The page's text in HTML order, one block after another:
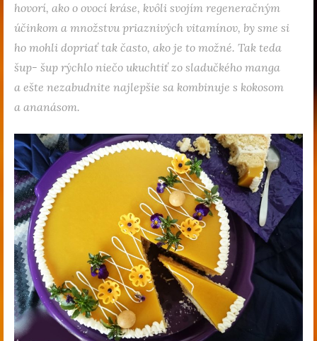
hovorí, ako o ovocí kráse, kvôli svojím regeneračným
účinkom a množstvu priaznivých vitamínov, by sme si
ho mohli dopriať tak často, ako je to možné. Tak teda
šup- šup rýchlo niečo ukuchtiť zo sladučkého manga
a ešte nezabudnite najlepšie sa kombinuje s kokosom
a ananásom.